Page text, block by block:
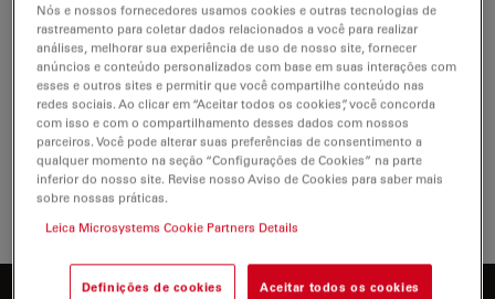
Show answer
O que é um sensor/câmera CMOS?
Show answer
Quais são as vantagens das câmeras CMOS?
Show answer
O que é um sensor CMOS com iluminação de
fundo (BSI)?
Nós e nossos fornecedores usamos cookies e outras tecnologias de
rastreamento para coletar dados relacionados a você para realizar
análises, melhorar sua experiência de uso de nosso site, fornecer
anúncios e conteúdo personalizados com base em suas interações com
esses e outros sites e permitir que você compartilhe conteúdo nas
redes sociais. Ao clicar em “Aceitar todos os cookies”, você concorda
com isso e com o compartilhamento desses dados com nossos
parceiros. Você pode alterar suas preferências de consentimento a
qualquer momento na seção “Configurações de Cookies” na parte
inferior do nosso site. Revise nosso Aviso de Cookies para saber mais
sobre nossas práticas.
Leica Microsystems Cookie Partners Details
Definições de cookies Aceitar todos os cookies